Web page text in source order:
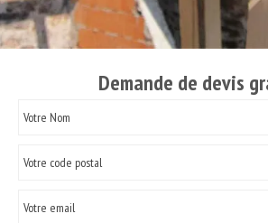
Demande de devis